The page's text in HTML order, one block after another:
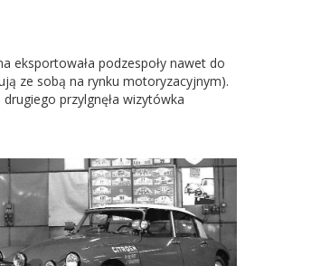
eksportowała podzespoły nawet do
ze sobą na rynku motoryzacyjnym).
przylgnęła wizytówka